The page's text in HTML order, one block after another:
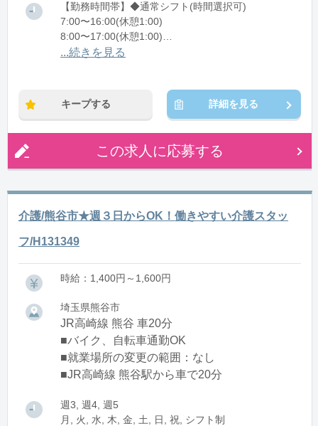
【勤務時間帯】◆通常シフト(時間選択可)
7:00〜16:00(休憩1:00)
8:00〜17:00(休憩1:00)
12:00〜21:00(休憩1:00)
...続きを見る
キープする 詳細を見る
この求人に応募する
介護/熊谷市★週３日からOK！働きやすい介護スタッ
フ/H131349
時給：1,400円～1,600円
埼玉県熊谷市
JR高崎線 熊谷 車20分
■バイク、自転車通勤OK
■就業場所の変更の範囲：なし
■JR高崎線 熊谷駅から車で20分
週3, 週4, 週5
月, 火, 水, 木, 金, 土, 日, 祝, シフト制